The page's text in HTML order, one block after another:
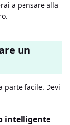
a pensare alla
un
parte facile. Devi
intelligente